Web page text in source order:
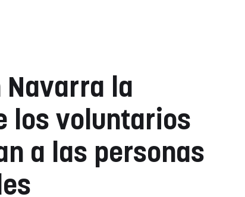
Navarra la
los voluntarios
a las personas